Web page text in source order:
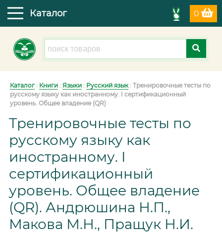
0
Каталог
Каталог: Книги : Языки : Русский язык: Тренировочные тесты по
русскому языку как иностранному. I сертификационный
уровень. Общее владение (QR)
Тренировочные тесты по
русскому языку как
иностранному. I
сертификационный
уровень. Общее владение
(QR). Андрюшина Н.П.,
Макова М.Н., Пращук Н.И.